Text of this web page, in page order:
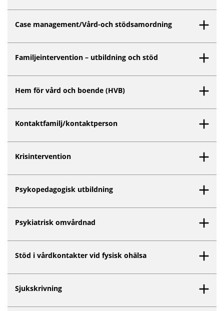
Case management/Vård-och stödsamordning
Familjeintervention – utbildning och stöd
Hem för vård och boende (HVB)
Kontaktfamilj/kontaktperson
Krisintervention
Psykopedagogisk utbildning
Psykiatrisk omvårdnad
Stöd i vårdkontakter vid fysisk ohälsa
Sjukskrivning